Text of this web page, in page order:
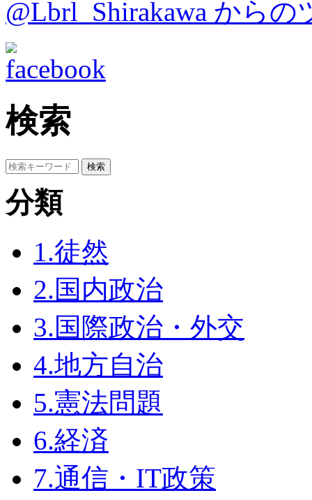
@Lbrl_Shirakawa からの
検索
分類
1.徒然
2.国内政治
3.国際政治・外交
4.地方自治
5.憲法問題
6.経済
7.通信・IT政策